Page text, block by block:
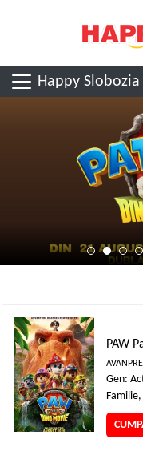
Happy Slobozia
PAW
Gen:
Familie,